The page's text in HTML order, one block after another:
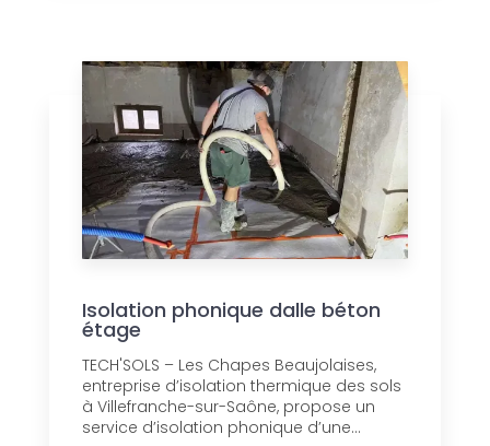
Isolation phonique dalle béton
étage
TECH'SOLS – Les Chapes Beaujolaises,
entreprise d’isolation thermique des sols
à Villefranche-sur-Saône, propose un
service d’isolation phonique d’une...